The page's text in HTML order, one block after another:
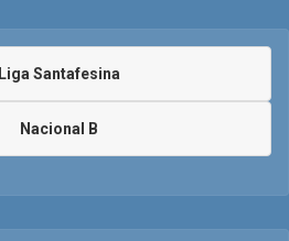
Liga Santafesina
Nacional B